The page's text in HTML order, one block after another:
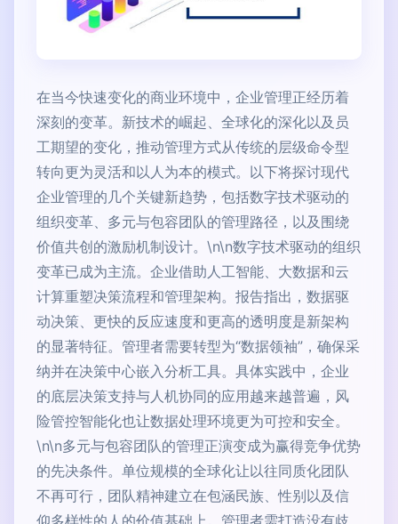
在当今快速变化的商业环境中，企业管理正经历着
深刻的变革。新技术的崛起、全球化的深化以及员
工期望的变化，推动管理方式从传统的层级命令型
转向更为灵活和以人为本的模式。以下将探讨现代
企业管理的几个关键新趋势，包括数字技术驱动的
组织变革、多元与包容团队的管理路径，以及围绕
价值共创的激励机制设计。\n\n数字技术驱动的组织
变革已成为主流。企业借助人工智能、大数据和云
计算重塑决策流程和管理架构。报告指出，数据驱
动决策、更快的反应速度和更高的透明度是新架构
的显著特征。管理者需要转型为“数据领袖”，确保采
纳并在决策中心嵌入分析工具。具体实践中，企业
的底层决策支持与人机协同的应用越来越普遍，风
险管控智能化也让数据处理环境更为可控和安全。
\n\n多元与包容团队的管理正演变成为赢得竞争优势
的先决条件。单位规模的全球化让以往同质化团队
不再可行，团队精神建立在包涵民族、性别以及信
仰多样性的人的价值基础上。管理者需打造没有歧